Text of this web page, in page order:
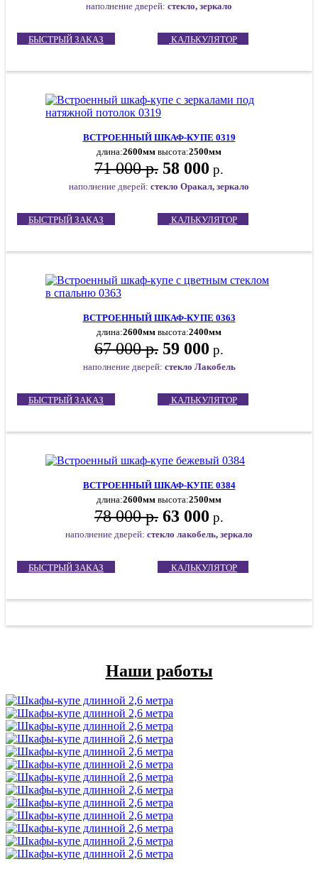
наполнение дверей: стекло, зеркало
БЫСТРЫЙ ЗАКАЗ КАЛЬКУЛЯТОР
ВСТРОЕННЫЙ ШКАФ-КУПЕ 0319
длина:2600мм высота:2500мм
71 000 р. 58 000 р.
наполнение дверей: стекло Оракал, зеркало
БЫСТРЫЙ ЗАКАЗ КАЛЬКУЛЯТОР
ВСТРОЕННЫЙ ШКАФ-КУПЕ 0363
длина:2600мм высота:2400мм
67 000 р. 59 000 р.
наполнение дверей: стекло Лакобель
БЫСТРЫЙ ЗАКАЗ КАЛЬКУЛЯТОР
ВСТРОЕННЫЙ ШКАФ-КУПЕ 0384
длина:2600мм высота:2500мм
78 000 р. 63 000 р.
наполнение дверей: стекло лакобель, зеркало
БЫСТРЫЙ ЗАКАЗ КАЛЬКУЛЯТОР
Наши работы